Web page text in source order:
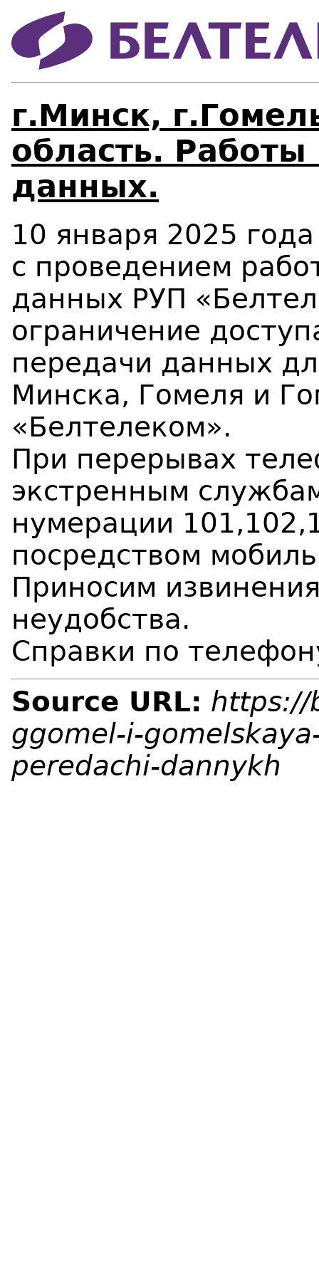
г.Минск,
область.
данных.
10 января 2025
с проведением
данных РУП
ограничение
передачи данных
Минска, Гомеля и
«Белтелеком».
При перерывах
экстренным
нумерации
посредством
Приносим
неудобства.
Справки по
Source URL: https://
ggomel-i-
peredachi-dannykh